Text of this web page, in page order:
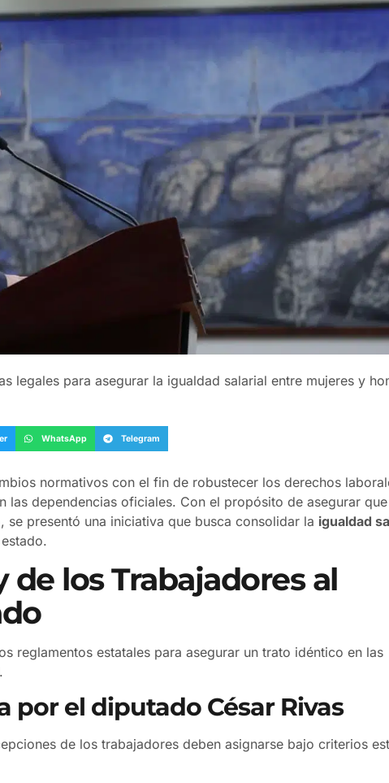
legales para asegurar la igualdad salarial entre mujeres y
WhatsApp Telegram
normativos con el fin de robustecer los derechos
las dependencias oficiales. Con el propósito de asegurar
se presentó una iniciativa que busca consolidar la igualdad
de los Trabajadores al
reglamentos estatales para asegurar un trato idéntico en las
por el diputado César Rivas
de los trabajadores deben asignarse bajo criterios